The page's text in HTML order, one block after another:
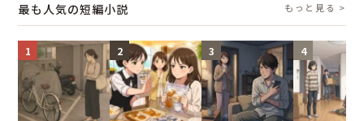
最も人気の短編小説 もっと見る >
1 2 3 4